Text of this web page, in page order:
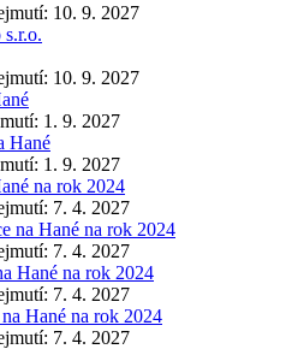
10. 9. 2027
10. 9. 2027
1. 9. 2027
Hané
1. 9. 2027
na rok 2024
7. 4. 2027
na Hané na rok 2024
7. 4. 2027
Hané na rok 2024
7. 4. 2027
Hané na rok 2024
7. 4. 2027